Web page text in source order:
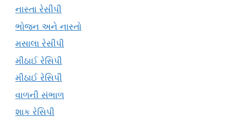
નાસ્તા રેસીપી
ભોજન અને નાસ્તો
મસાલા રેસીપી
મીઠાઈ રેસિપી
મીઠાઈ રેસિપી
વાળની સંભાળ
શાક રેસિપી